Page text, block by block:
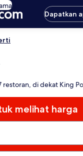
Dapatkan
restoran, di dekat King
melihat harga